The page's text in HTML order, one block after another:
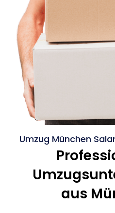
Umzug München
aus